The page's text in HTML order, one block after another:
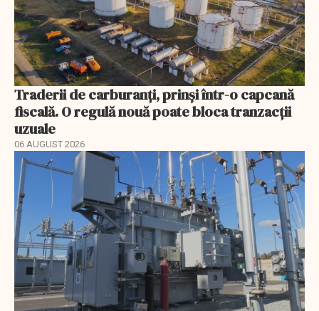
Traderii de carburanți, prinși într-o capcană
fiscală. O regulă nouă poate bloca tranzacții
uzuale
06 AUGUST 2026